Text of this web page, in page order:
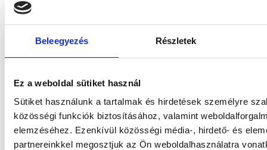
Beleegyezés Részletek
Ez a weboldal sütiket használ
Sütiket használunk a tartalmak és hirdetések személyre
közösségi funkciók biztosításához, valamint
elemzéséhez. Ezenkívül közösségi média-, hirdető- és
partnereinkkel megosztjuk az Ön weboldalhasználatra
által kibocsátott befektetési jegyek árfolyamai a piaci
folyamatok alapján pozitív és negatív irányba is változhatnak.
A befektetési jegy akár teljes értékét is elveszítheti, de
pótlólagos befizetési kötelezettséget nem eredményezhet. A
befektetési döntést minden befektetőnek saját döntése